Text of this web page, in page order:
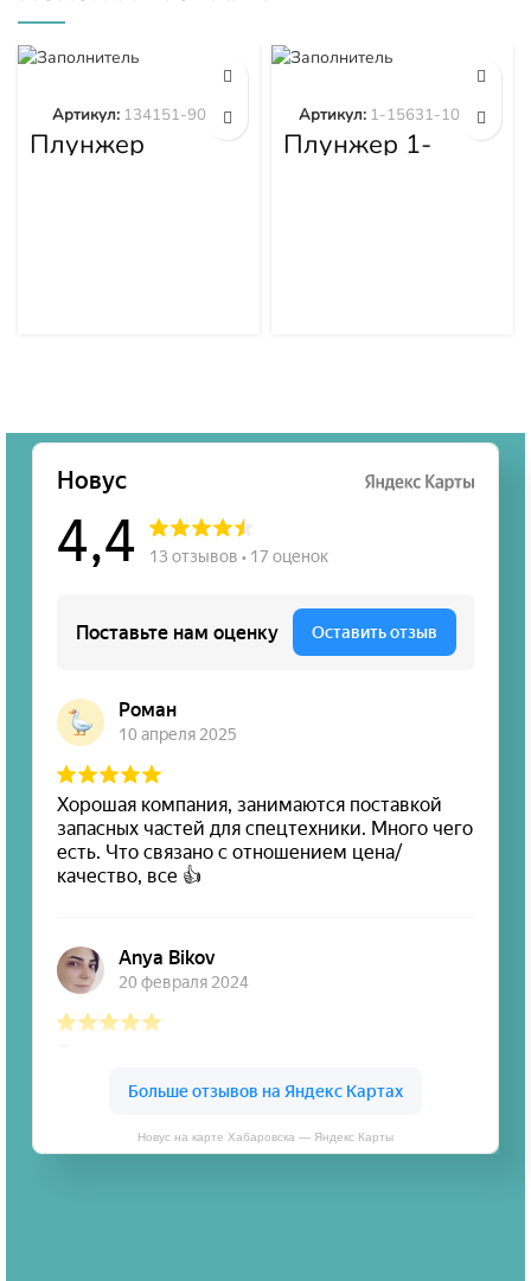
Плунжер
134151-9020
Артикул: 134151-9020
Плунжер 1-
15631-101-0
Артикул: 1-15631-101-0
Новус на карте Хабаровска — Яндекс Карты